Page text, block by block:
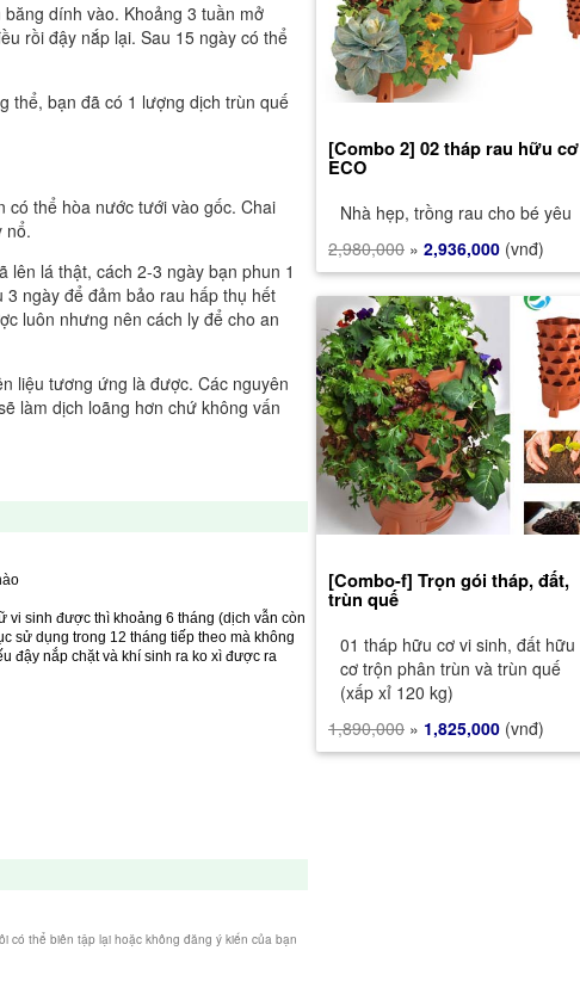
dính vào. Khoảng 3 tuần mở
rồi đậy nắp lại. Sau 15 ngày có thể
thể, bạn đã có 1 lượng dịch trùn quế
có thể hòa nước tưới vào gốc. Chai
nổ.
lên lá thật, cách 2-3 ngày bạn phun 1
ngày để đảm bảo rau hấp thụ hết
luôn nhưng nên cách ly để cho an
liệu tương ứng là được. Các nguyên
làm dịch loãng hơn chứ không vấn
có thể biên tập lại hoặc không đăng ý kiến của bạn
[Combo 2] 02 tháp rau hữu cơ
ECO
Nhà hẹp, trồng rau cho bé yêu
2,980,000 » 2,936,000 (vnđ)
[Combo-f] Trọn gói tháp, đất,
trùn quế
01 tháp hữu cơ vi sinh, đất hữu
cơ trộn phân trùn và trùn quế
(xấp xỉ 120 kg)
1,890,000 » 1,825,000 (vnđ)